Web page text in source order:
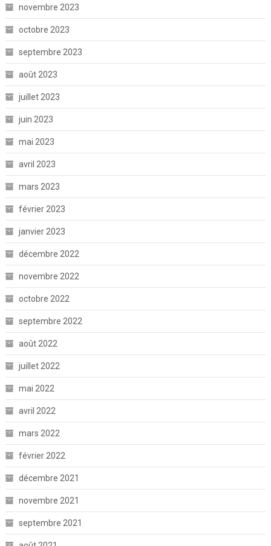
novembre 2023
octobre 2023
septembre 2023
août 2023
juillet 2023
juin 2023
mai 2023
avril 2023
mars 2023
février 2023
janvier 2023
décembre 2022
novembre 2022
octobre 2022
septembre 2022
août 2022
juillet 2022
mai 2022
avril 2022
mars 2022
février 2022
décembre 2021
novembre 2021
septembre 2021